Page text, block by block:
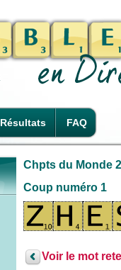
Résultats FAQ
Chpts du Monde
Coup numéro 1
Voir le mot